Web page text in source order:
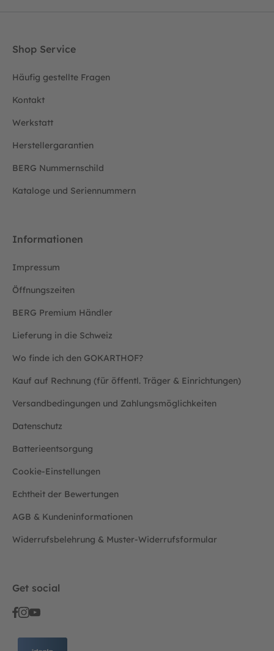
Shop Service
Häufig gestellte Fragen
Kontakt
Werkstatt
Herstellergarantien
BERG Nummernschild
Kataloge und Seriennummern
Informationen
Impressum
Öffnungszeiten
BERG Premium Händler
Lieferung in die Schweiz
Wo finde ich den GOKARTHOF?
Kauf auf Rechnung (für öffentl. Träger & Einrichtungen)
Versandbedingungen und Zahlungsmöglichkeiten
Datenschutz
Batterieentsorgung
Cookie-Einstellungen
Echtheit der Bewertungen
AGB & Kundeninformationen
Widerrufsbelehrung & Muster-Widerrufsformular
Get social